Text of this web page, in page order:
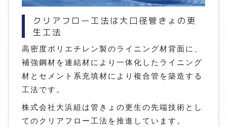
クリアフロー工法は大口径管きょの更
生工法
高密度ポリエチレン製のライニング材背面に、
補強鋼材を連結材により一体化したライニング
材とセメント系充填材により複合管を築造する
工法です。
株式会社大浜組は管きょの更生の先端技術とし
てのクリアフロー工法を推進しています。